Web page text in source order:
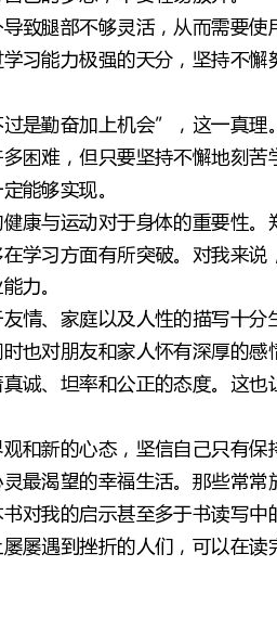
通过阅读，我更加深刻地了解到了“天才不过是勤奋加上机会”，这一真理。贯穿整个故事，
主人公不断地告诫自己：虽然自己面对着许多困难，但只要坚持不懈地刻苦学习，看到机会就
在读这本书的过程中，我也理解到了身体的健康与运动对于身体的重要性。郑楚彦通过积极参
主人公不仅在学业上追求着自己的梦想，同时也对朋友和家人怀有深厚的感情。除此之外，在
处理和其他人的关系时，主人公一直保持着真诚、坦率和公正的态度。这也让我深深地思考到
度，不放弃梦想，就一定能够追求到自己心灵最渴望的幸福生活。那些常常放弃自己的人，他
们将会因自己的怯懦而错过一些机会。这本书对我的启示甚至多于书读写中的结局。它是一本
富有激励和正能量的书籍，那些在人生路上屡屡遇到挫折的人们，可以在读完后心灵得到了平